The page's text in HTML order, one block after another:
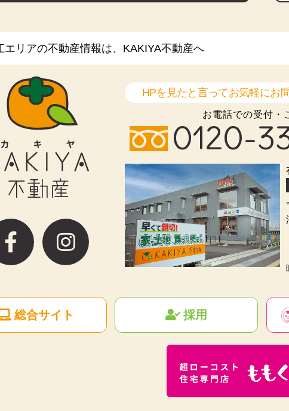
エリアの不動産情報は、KAKIYA不動産へ
HPを見たと言ってお気軽にお
お電話での受付・
0120-
総合サイト 採用